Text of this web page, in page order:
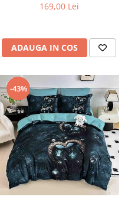
169,00 Lei
ADAUGA IN COS
-43%